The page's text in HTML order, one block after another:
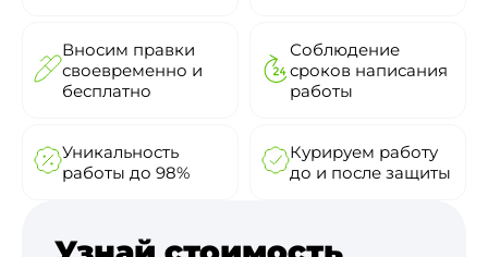
Вносим правки
своевременно и
бесплатно
Соблюдение
сроков написания
работы
Уникальность
работы до 98%
Курируем работу
до и после защиты